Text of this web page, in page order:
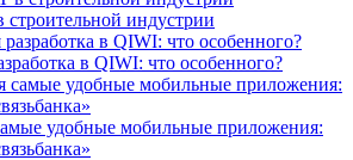
индустрии
в QIWI: что особенного?
удобные мобильные приложения: